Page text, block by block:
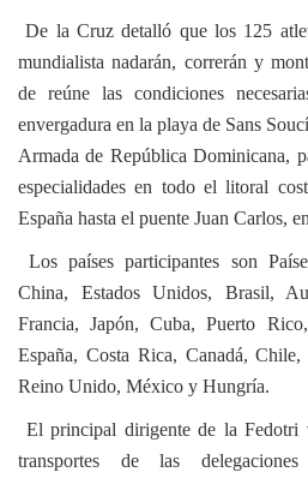
De la Cruz detalló que los 125
mundialista nadarán, correrán y
de reúne las condiciones
envergadura en la playa de Sans
Armada de República Dominicana,
especialidades en todo el litoral
España hasta el puente Juan Carlos,
Los países participantes son
China, Estados Unidos, Brasil,
Francia, Japón, Cuba, Puerto
España, Costa Rica, Canadá,
Reino Unido, México y Hungría.
El principal dirigente de la Fedotri
transportes de las delegaciones